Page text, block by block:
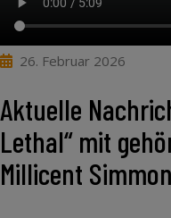
26. Februar 2026
Aktuelle
Lethal“ mit
Millicent